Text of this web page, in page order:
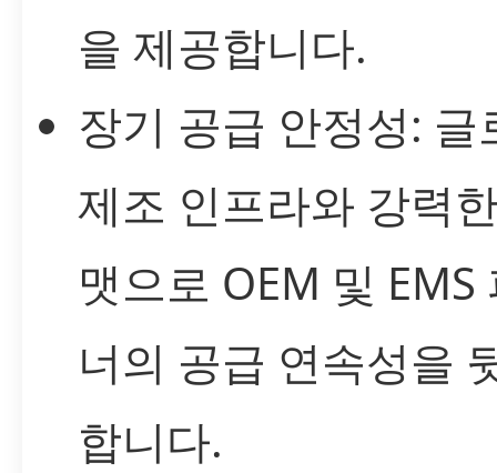
을 제공합니다.
장기 공급 안정성: 글
제조 인프라와 강력
맷으로 OEM 및 EMS
너의 공급 연속성을
합니다.